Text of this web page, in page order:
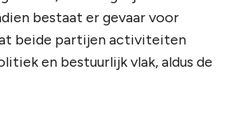
bestaat er gevaar voor
beide partijen activiteiten
en bestuurlijk vlak, aldus de